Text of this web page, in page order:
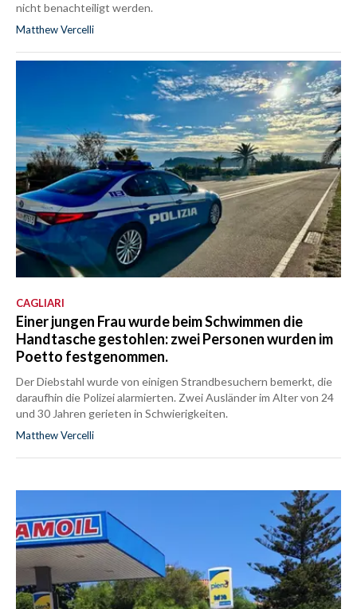
nicht benachteiligt werden.
Matthew Vercelli
CAGLIARI
Einer jungen Frau wurde beim Schwimmen die
Handtasche gestohlen: zwei Personen wurden im
Poetto festgenommen.
Der Diebstahl wurde von einigen Strandbesuchern bemerkt, die
daraufhin die Polizei alarmierten. Zwei Ausländer im Alter von 24
und 30 Jahren gerieten in Schwierigkeiten.
Matthew Vercelli